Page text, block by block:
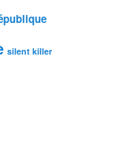
silent killer